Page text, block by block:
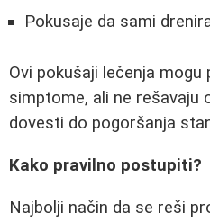
Pokusaje da sami
Ovi pokušaji lečenja
simptome, ali ne rešavaju
dovesti do pogoršanja
Kako pravilno postupiti?
Najbolji način da se reši